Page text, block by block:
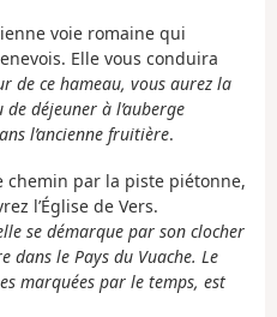
voie romaine qui
Elle vous conduira
de ce hameau, vous aurez la
déjeuner à l’auberge
l’ancienne fruitière.
chemin par la piste piétonne,
l’Église de Vers.
se démarque par son clocher
le Pays du Vuache. Le
marquées par le temps, est